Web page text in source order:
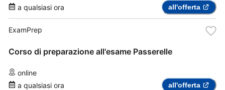
a qualsiasi ora
all'offerta
ExamPrep
Corso di preparazione all'esame Passerelle
online
a qualsiasi ora
all'offerta